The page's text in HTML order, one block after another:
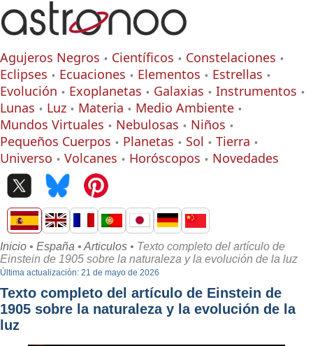
Agujeros Negros Científicos
Constelaciones
Eclipses
Ecuaciones Elementos
Estrellas
Evolución
Exoplanetas Galaxias
Instrumentos
Lunas
Luz Materia
Medio Ambiente
Mundos Virtuales
Nebulosas
Niños
Pequeños Cuerpos
Planetas Sol
Tierra
Universo
Volcanes Horóscopos Novedades
Inicio • España • Articulos • Texto completo del artículo de
Einstein de 1905 sobre la naturaleza y la evolución de la luz
Última actualización: 21 de mayo de 2026
Texto completo del artículo de Einstein de
1905 sobre la naturaleza y la evolución de la
luz